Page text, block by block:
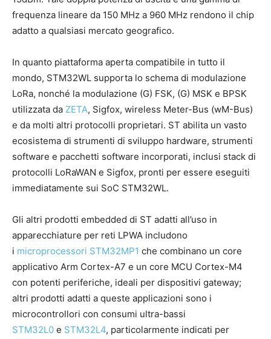
frequenza lineare da 150 MHz a 960 MHz rendono il chip
adatto a qualsiasi mercato geografico.
In quanto piattaforma aperta compatibile in tutto il
mondo, STM32WL supporta lo schema di modulazione
LoRa, nonché la modulazione (G) FSK, (G) MSK e BPSK
utilizzata da ZETA, Sigfox, wireless Meter-Bus (wM-Bus)
e da molti altri protocolli proprietari. ST abilita un vasto
ecosistema di strumenti di sviluppo hardware, strumenti
software e pacchetti software incorporati, inclusi stack di
protocolli LoRaWAN e Sigfox, pronti per essere eseguiti
immediatamente sui SoC STM32WL.
Gli altri prodotti embedded di ST adatti all’uso in
apparecchiature per reti LPWA includono
i microprocessori STM32MP1 che combinano un core
applicativo Arm Cortex-A7 e un core MCU Cortex-M4
con potenti periferiche, ideali per dispositivi gateway;
altri prodotti adatti a queste applicazioni sono i
microcontrollori con consumi ultra-bassi
STM32L0 e STM32L4, particolarmente indicati per